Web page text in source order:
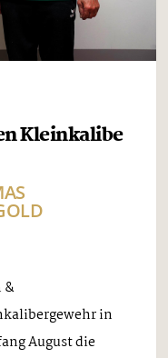
Kleinkalibe
&
in
August die